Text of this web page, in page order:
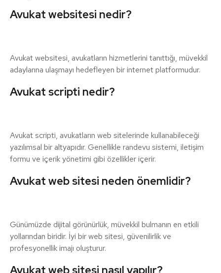
Avukat websitesi nedir?
Avukat websitesi, avukatların hizmetlerini tanıttığı, müvekkil
adaylarına ulaşmayı hedefleyen bir internet platformudur.
Avukat scripti nedir?
Avukat scripti, avukatların web sitelerinde kullanabileceği
yazılımsal bir altyapıdır. Genellikle randevu sistemi, iletişim
formu ve içerik yönetimi gibi özellikler içerir.
Avukat web sitesi neden önemlidir?
Günümüzde dijital görünürlük, müvekkil bulmanın en etkili
yollarından biridir. İyi bir web sitesi, güvenilirlik ve
profesyonellik imajı oluşturur.